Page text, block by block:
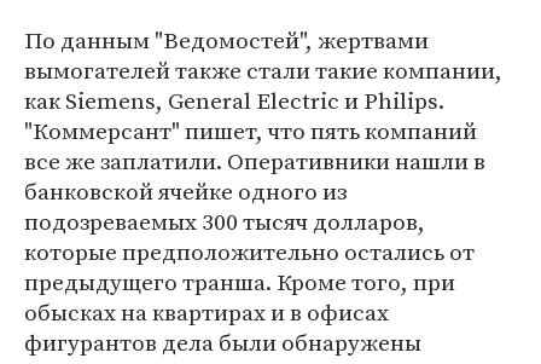
По данным "Ведомостей", жертвами
вымогателей также стали такие компании,
как Siemens, General Electric и Philips.
"Коммерсант" пишет, что пять компаний
все же заплатили. Оперативники нашли в
банковской ячейке одного из
подозреваемых 300 тысяч долларов,
которые предположительно остались от
предыдущего транша. Кроме того, при
обысках на квартирах и в офисах
фигурантов дела были обнаружены